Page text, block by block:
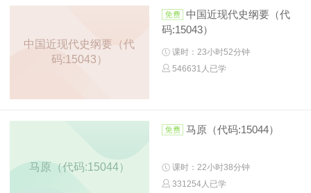
中国近现代史纲要（代
码:15043）
中国近现代史纲要（代
码:15043）
课时：23小时52分钟
546631人已学
马原（代码:15044）
马原（代码:15044）
课时：22小时38分钟
331254人已学